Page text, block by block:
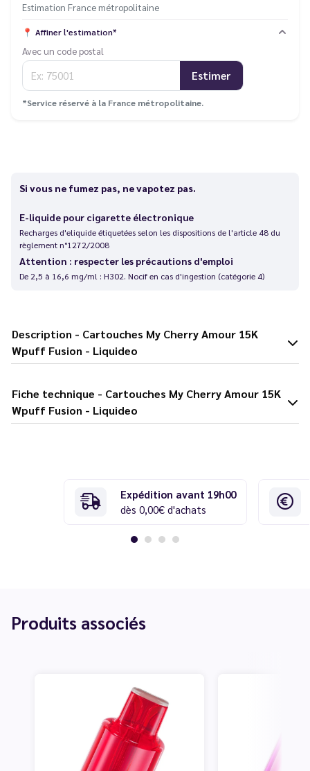
Estimation France métropolitaine
📍 Affiner l'estimation*
Avec un code postal
Estimer
*Service réservé à la France métropolitaine.
Si vous ne fumez pas, ne vapotez pas.
E-liquide pour cigarette électronique
Recharges d'eliquide étiquetées selon les dispositions de l'article 48 du
règlement n°1272/2008
Attention : respecter les précautions d'emploi
De 2,5 à 16,6 mg/ml : H302. Nocif en cas d'ingestion (catégorie 4)
Description - Cartouches My Cherry Amour 15K
Wpuff Fusion - Liquideo
Fiche technique - Cartouches My Cherry Amour 15K
Wpuff Fusion - Liquideo
Expédition avant 19h00
dès 0,00€ d'achats
Produits associés